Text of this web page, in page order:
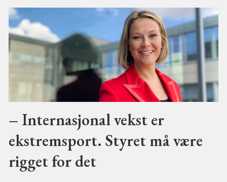
– Internasjonal vekst er
ekstremsport. Styret må være
rigget for det